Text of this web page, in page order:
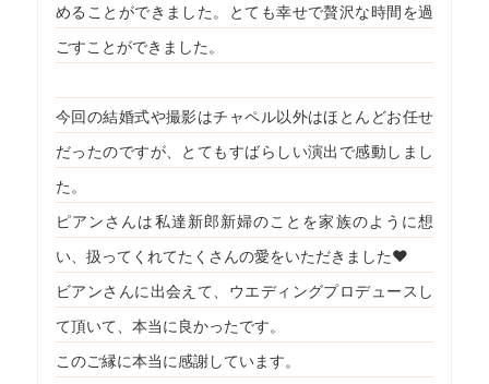
めることができました。とても幸せで贅沢な時間を過
ごすことができました。
今回の結婚式や撮影はチャペル以外はほとんどお任せ
だったのですが、とてもすばらしい演出で感動しまし
た。
ピアンさんは私達新郎新婦のことを家族のように想
い、扱ってくれてたくさんの愛をいただきました♥️
ビアンさんに出会えて、ウエディングプロデュースし
て頂いて、本当に良かったです。
このご縁に本当に感謝しています。